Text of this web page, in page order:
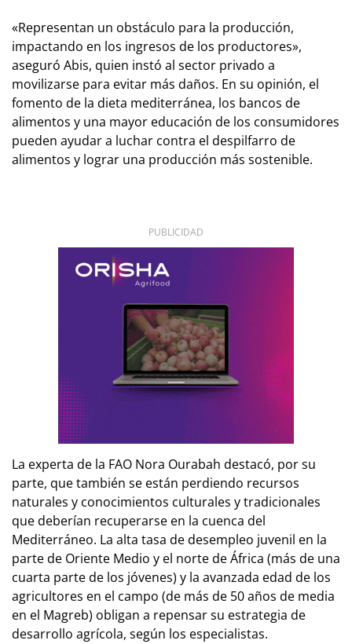
«Representan un obstáculo para la producción,
impactando en los ingresos de los productores»,
aseguró Abis, quien instó al sector privado a
movilizarse para evitar más daños. En su opinión, el
fomento de la dieta mediterránea, los bancos de
alimentos y una mayor educación de los consumidores
pueden ayudar a luchar contra el despilfarro de
alimentos y lograr una producción más sostenible.
PUBLICIDAD
La experta de la FAO Nora Ourabah destacó, por su
parte, que también se están perdiendo recursos
naturales y conocimientos culturales y tradicionales
que deberían recuperarse en la cuenca del
Mediterráneo. La alta tasa de desempleo juvenil en la
parte de Oriente Medio y el norte de África (más de una
cuarta parte de los jóvenes) y la avanzada edad de los
agricultores en el campo (de más de 50 años de media
en el Magreb) obligan a repensar su estrategia de
desarrollo agrícola, según los especialistas.